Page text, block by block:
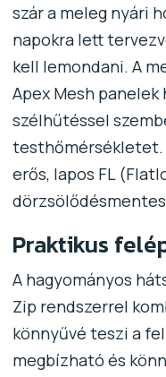
szár a meleg nyári
napokra lett
kell lemondani. A
Apex Mesh
szélhűtéssel
testhőmérsékletet.
erős, lapos FL
Praktikus
A hagyományos
Zip rendszerrel
könnyűvé teszi a
megbízható és